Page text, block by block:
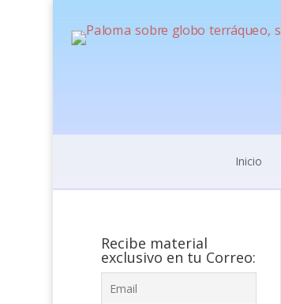
Inicio
Recibe material
exclusivo en tu Correo: